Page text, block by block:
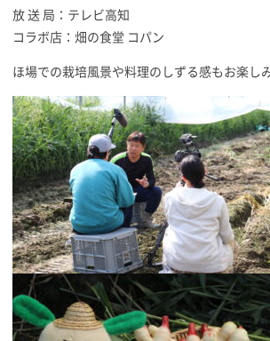
放 送 局：テレビ高知
コラボ店：畑の食堂 コパン
ほ場での栽培風景や料理のしずる感もお楽し